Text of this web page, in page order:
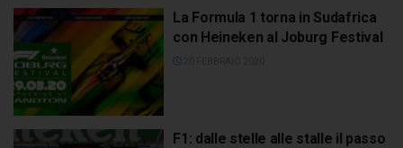
La Formula 1 torna in Sudafrica
con Heineken al Joburg Festival
F1: dalle stelle alle stalle il passo